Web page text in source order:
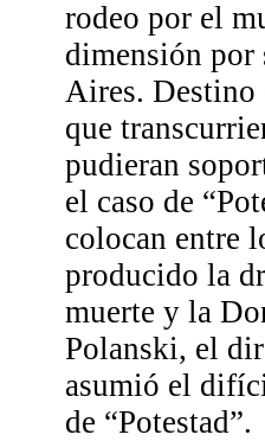
rodeo por el
dimensión por
Aires. Destino
que
pudieran
el caso de
colocan entre
producido la
muerte y la
Polanski, el
asumió el
de “Potestad”.